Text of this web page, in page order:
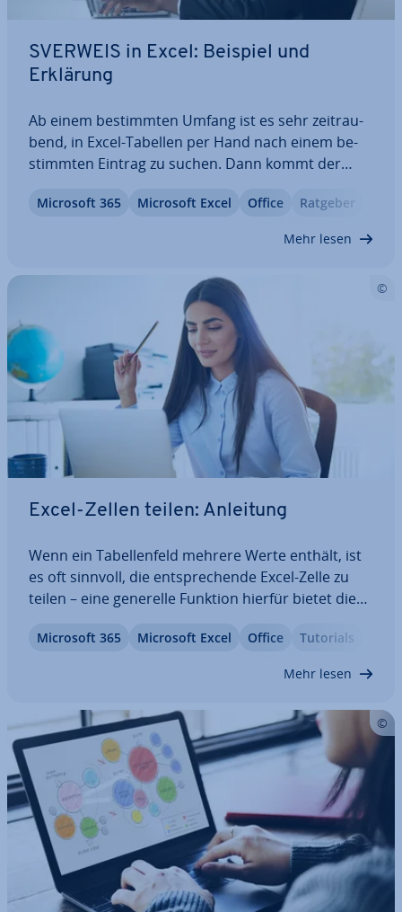
SVERWEIS in Excel: Beispiel und
Erklärung
Ab einem be­stimm­ten Umfang ist es sehr zeit­rau­
bend, in Excel-Tabellen per Hand nach einem be­
stimm­ten Eintrag zu suchen. Dann kommt der
Ihnen zum be­nö­tig­ten Such­kri­te­ri­um den ent­spre­
chen­den Wert wieder. Damit auch Sie von der…
Microsoft 365 Microsoft Excel Office Ratgeber
Mehr lesen
Excel-Zellen teilen: Anleitung
Wenn ein Ta­bel­len­feld mehrere Werte enthält, ist
es oft sinnvoll, die ent­spre­chen­de Excel-Zelle zu
teilen – eine generelle Funktion hierfür bietet die
können den Zel­len­in­halt aber durch die Kon­fi­gu­ra­
Microsoft 365 Microsoft Excel Office Tutorials
Mehr lesen